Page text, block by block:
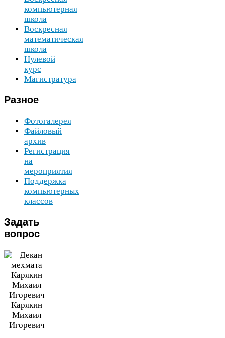
компьютерная
школа
Воскресная
математическая
школа
Нулевой
курс
Магистратура
Разное
Фотогалерея
Файловый
архив
Регистрация
на
мероприятия
Поддержка
компьютерных
классов
Задать
вопрос
Карякин
Михаил
Игоревич